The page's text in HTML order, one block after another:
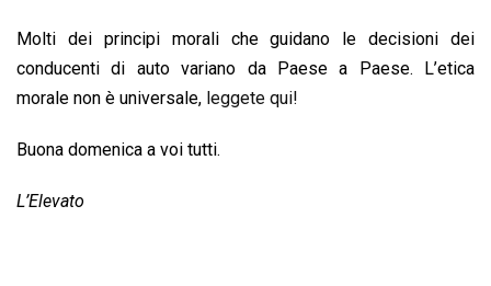
Molti dei principi morali che guidano le decisioni dei
conducenti di auto variano da Paese a Paese. L’etica
morale non è universale, leggete qui!
Buona domenica a voi tutti.
L’Elevato